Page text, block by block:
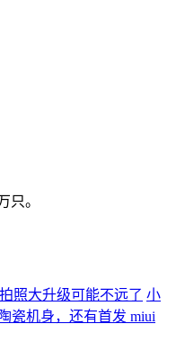
只。
照大升级可能不远了 小
瓷机身，还有首发 miui